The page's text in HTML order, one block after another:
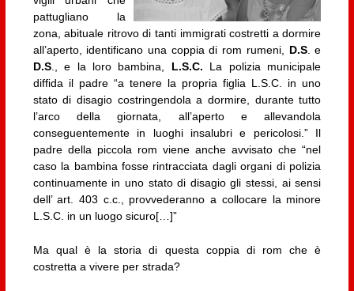
pattugliano la
zona, abituale ritrovo di tanti immigrati costretti a dormire
all’aperto, identificano una coppia di rom rumeni, D.S. e
D.S., e la loro bambina, L.S.C. La polizia municipale
diffida il padre “a tenere la propria figlia L.S.C. in uno
stato di disagio costringendola a dormire, durante tutto
l’arco della giornata, all’aperto e allevandola
conseguentemente in luoghi insalubri e pericolosi.” Il
padre della piccola rom viene anche avvisato che “nel
caso la bambina fosse rintracciata dagli organi di polizia
continuamente in uno stato di disagio gli stessi, ai sensi
dell’ art. 403 c.c., provvederanno a collocare la minore
L.S.C. in un luogo sicuro[…]”
Ma qual è la storia di questa coppia di rom che è
costretta a vivere per strada?